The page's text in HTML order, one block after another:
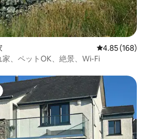
レビュー168
4.85 (168)
家、ペットOK、絶景、Wi-Fi
スです。